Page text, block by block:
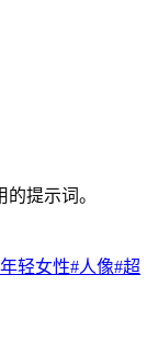
提示词。
年轻女性#人像#超